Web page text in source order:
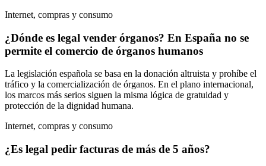
Internet, compras y consumo
¿Dónde es legal vender órganos? En España no se
permite el comercio de órganos humanos
La legislación española se basa en la donación altruista y prohíbe el
tráfico y la comercialización de órganos. En el plano internacional,
los marcos más serios siguen la misma lógica de gratuidad y
protección de la dignidad humana.
Internet, compras y consumo
¿Es legal pedir facturas de más de 5 años?